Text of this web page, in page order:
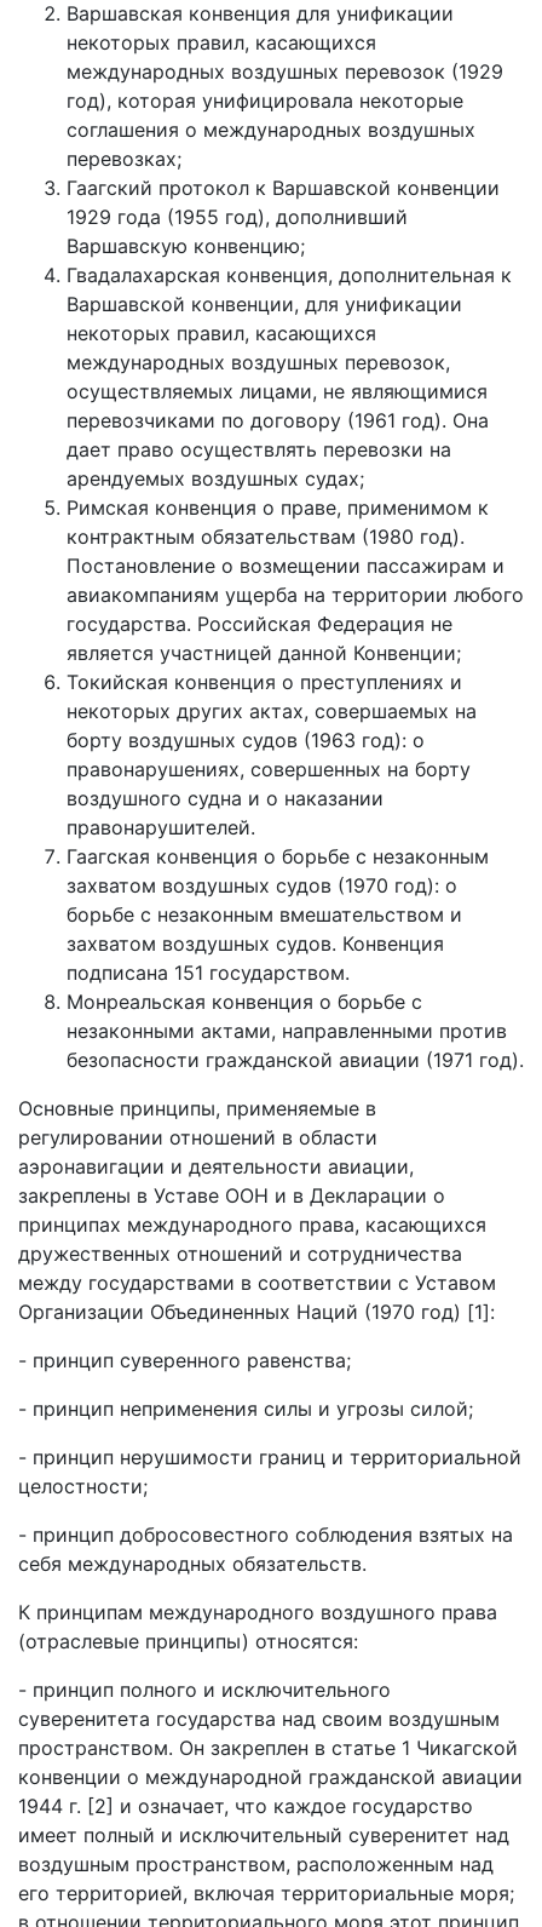
Варшавская конвенция для унификации
некоторых правил, касающихся
международных воздушных перевозок (1929
год), которая унифицировала некоторые
соглашения о международных воздушных
перевозках;
Гаагский протокол к Варшавской конвенции
1929 года (1955 год), дополнивший
Варшавскую конвенцию;
Гвадалахарская конвенция, дополнительная к
Варшавской конвенции, для унификации
некоторых правил, касающихся
международных воздушных перевозок,
осуществляемых лицами, не являющимися
перевозчиками по договору (1961 год). Она
дает право осуществлять перевозки на
арендуемых воздушных судах;
Римская конвенция о праве, применимом к
контрактным обязательствам (1980 год).
Постановление о возмещении пассажирам и
авиакомпаниям ущерба на территории любого
государства. Российская Федерация не
является участницей данной Конвенции;
Токийская конвенция о преступлениях и
некоторых других актах, совершаемых на
борту воздушных судов (1963 год): о
правонарушениях, совершенных на борту
воздушного судна и о наказании
правонарушителей.
Гаагская конвенция о борьбе с незаконным
захватом воздушных судов (1970 год): о
борьбе с незаконным вмешательством и
захватом воздушных судов. Конвенция
подписана 151 государством.
Монреальская конвенция о борьбе с
незаконными актами, направленными против
безопасности гражданской авиации (1971 год).
Основные принципы, применяемые в
регулировании отношений в области
аэронавигации и деятельности авиации,
закреплены в Уставе ООН и в Декларации о
принципах международного права, касающихся
дружественных отношений и сотрудничества
между государствами в соответствии с Уставом
Организации Объединенных Наций (1970 год) [1]:
- принцип суверенного равенства;
- принцип неприменения силы и угрозы силой;
- принцип нерушимости границ и территориальной
целостности;
- принцип добросовестного соблюдения взятых на
себя международных обязательств.
К принципам международного воздушного права
(отраслевые принципы) относятся:
- принцип полного и исключительного
суверенитета государства над своим воздушным
пространством. Он закреплен в статье 1 Чикагской
конвенции о международной гражданской авиации
1944 г. [2] и означает, что каждое государство
имеет полный и исключительный суверенитет над
воздушным пространством, расположенным над
его территорией, включая территориальные моря;
в отношении территориального моря этот принцип,